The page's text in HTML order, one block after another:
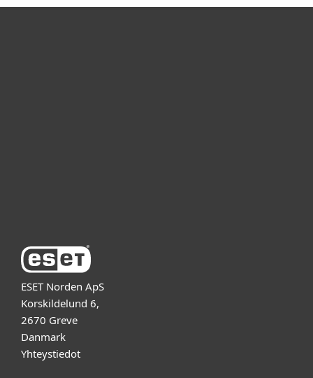
ESET Norden ApS
Korskildelund 6,
2670 Greve
Danmark
Yhteystiedot